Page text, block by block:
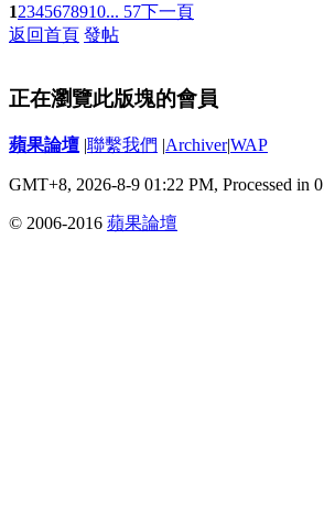
12345678910... 57下一頁
返回首頁 發帖
正在瀏覽此版塊的會員
蘋果論壇 |聯繫我們 |Archiver|WAP
GMT+8, 2026-8-9 01:22 PM, Processed in
© 2006-2016 蘋果論壇